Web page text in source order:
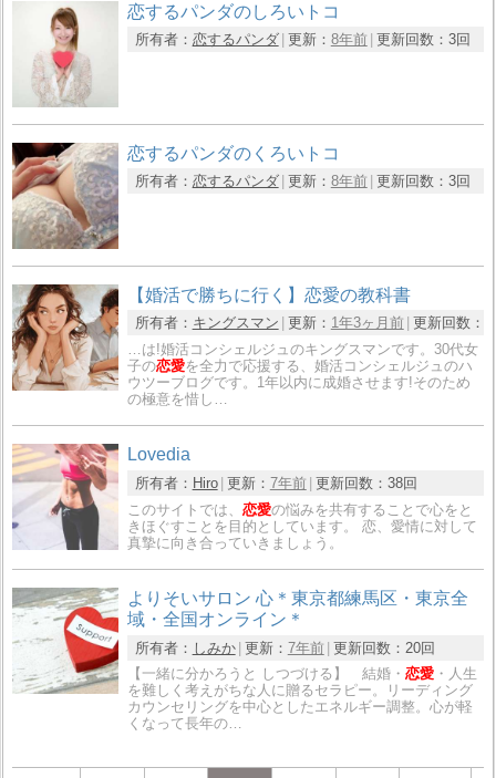
恋するパンダのしろいトコ
所有者： 恋するパンダ 更新： 8年前 更新回数： 3回
恋するパンダのくろいトコ
所有者： 恋するパンダ 更新： 8年前 更新回数： 3回
【婚活で勝ちに行く】恋愛の教科書
所有者： キングスマン 更新： 1年3ヶ月前 更新回数：
…は!婚活コンシェルジュのキングスマンです。30代女
子の恋愛を全力で応援する、婚活コンシェルジュのハ
ウツーブログです。1年以内に成婚させます!そのため
の極意を惜し…
Lovedia
所有者： Hiro 更新： 7年前 更新回数： 38回
このサイトでは、恋愛の悩みを共有することで心をと
きほぐすことを目的としています。 恋、愛情に対して
真摯に向き合っていきましょう。
よりそいサロン 心＊東京都練馬区・東京全
域・全国オンライン＊
所有者： しみか 更新： 7年前 更新回数： 20回
【一緒に分かろうと しつづける】 結婚・恋愛 ・人生
を難しく考えがちな人に贈るセラピー。リーディング
カウンセリングを中心としたエネルギー調整。心が軽
くなって長年の…